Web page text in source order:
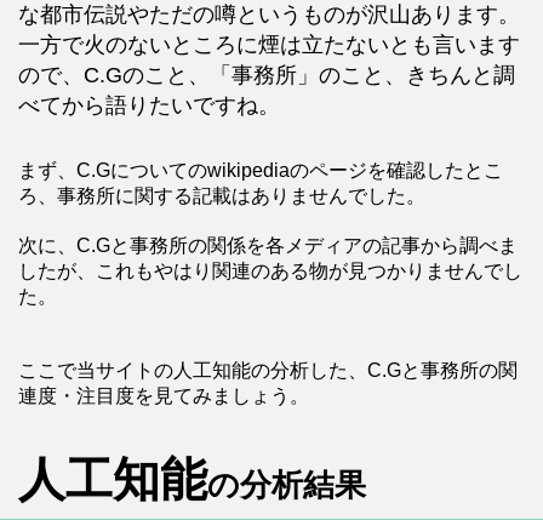
な都市伝説やただの噂というものが沢山あります。
一方で火のないところに煙は立たないとも言います
ので、C.Gのこと、「事務所」のこと、きちんと調
べてから語りたいですね。
まず、C.Gについてのwikipediaのページを確認したとこ
ろ、事務所に関する記載はありませんでした。
次に、C.Gと事務所の関係を各メディアの記事から調べま
したが、これもやはり関連のある物が見つかりませんでし
た。
ここで当サイトの人工知能の分析した、C.Gと事務所の関
連度・注目度を見てみましょう。
人工知能の分析結果